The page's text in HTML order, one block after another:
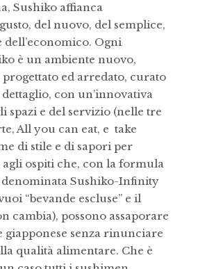
Sushiko affianca
del nuovo, del semplice,
Ogni
è un ambiente nuovo,
ed arredato, curato
con un’innovativa
spazi e del servizio (nelle tre
All you can eat, e take
di stile e di sapori per
ospiti che, con la formula
denominata Sushiko-Infinity
“bevande escluse” e il
cambia), possono assaporare
giapponese senza rinunciare
qualità alimentare. Che è